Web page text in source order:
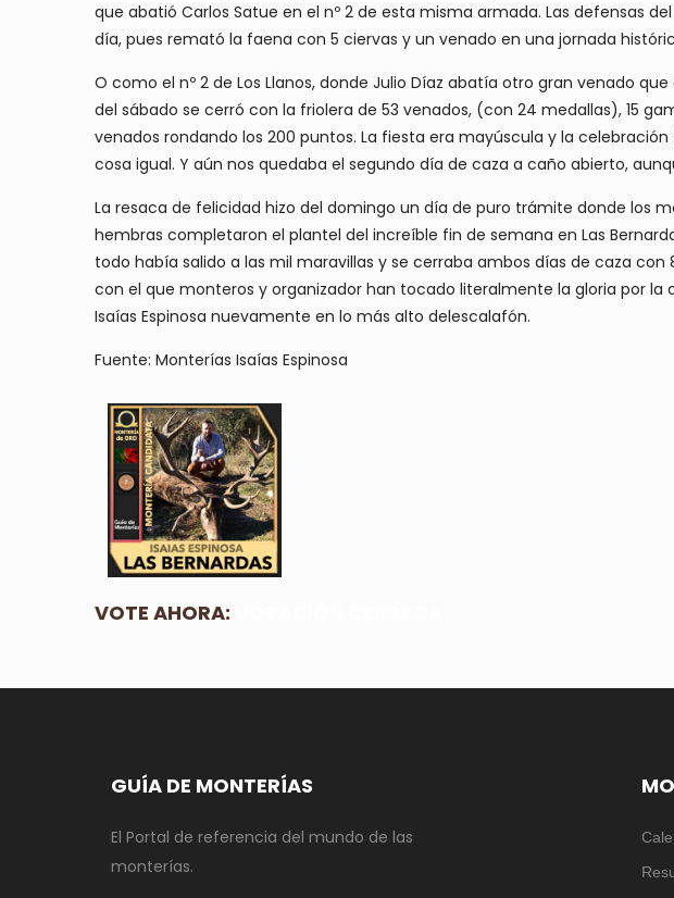
que abatió Carlos Satue en el nº 2 de esta misma armada. Las defensas
día, pues remató la faena con 5 ciervas y un venado en una jornada
O como el nº 2 de Los Llanos, donde Julio Díaz abatía otro gran venado
del sábado se cerró con la friolera de 53 venados, (con 24 medallas), 15
venados rondando los 200 puntos. La fiesta era mayúscula y la
cosa igual. Y aún nos quedaba el segundo día de caza a caño abierto,
La resaca de felicidad hizo del domingo un día de puro trámite donde los
hembras completaron el plantel del increíble fin de semana en Las
todo había salido a las mil maravillas y se cerraba ambos días de caza
con el que monteros y organizador han tocado literalmente la gloria por
Isaías Espinosa nuevamente en lo más alto delescalafón.
Fuente: Monterías Isaías Espinosa
VOTE AHORA:
GUÍA DE MONTERÍAS
El Portal de referencia del mundo de las
monterías.